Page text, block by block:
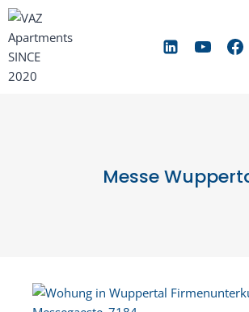
Zum
springen
Messe